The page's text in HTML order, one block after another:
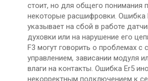
стоит, но для общего понимания
некоторые расшифровки. Ошибка
указывает на сбой в работе
духовки или на нарушение его
F3 могут говорить о проблемах с
управлением, зависании модуля
влаги на контакты. Ошибка Er5
некорректным подключением к